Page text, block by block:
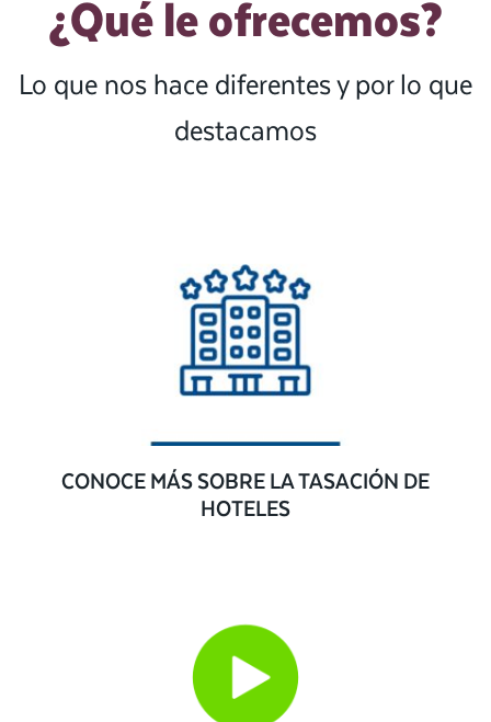
¿Qué le ofrecemos?
Lo que nos hace diferentes y por lo que
destacamos
CONOCE MÁS SOBRE LA TASACIÓN DE
HOTELES